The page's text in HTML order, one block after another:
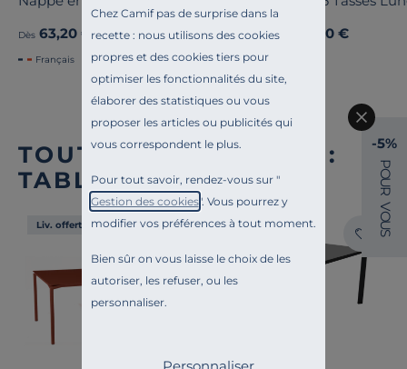
Chez Camif pas de surprise dans la
recette : nous utilisons des cookies
propres et des cookies tiers pour
optimiser les fonctionnalités du site,
élaborer des statistiques ou vous
proposer les articles ou publicités qui
vous correspondent le plus.
Pour tout savoir, rendez-vous sur "
Gestion des cookies". Vous pourrez y
modifier vos préférences à tout moment.
Bien sûr on vous laisse le choix de les
autoriser, les refuser, ou les
personnaliser.
Personnaliser
Dès 63,20 € Ancien prix
79,00 € -20%
Français
Dès 59,00 €
TOUTE NOTRE OFFRE :
TABLES D'EXTÉRIEUR
Liv. offerte Liv. offerte
-5%
P
O
U
R
V
O
U
S